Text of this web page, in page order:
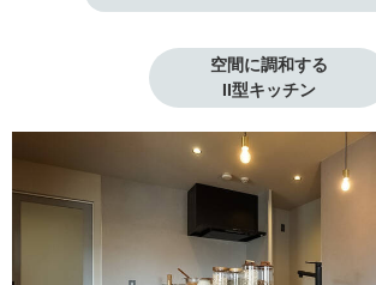
空間に調和する
II型キッチン